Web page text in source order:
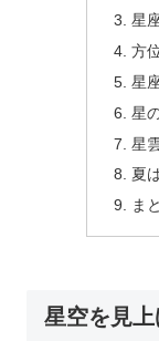
星
方
星
星
星
夏
ま
星空を見上